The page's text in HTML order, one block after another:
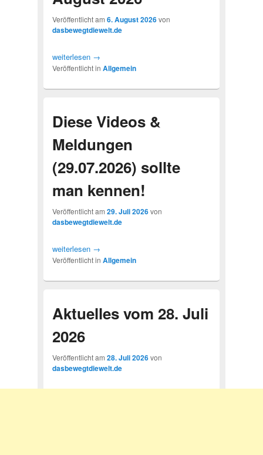
Veröffentlicht am 6. August 2026von
dasbewegtdiewelt.de
weiterlesen →
Veröffentlicht in Allgemein
Diese Videos &
Meldungen
(29.07.2026) sollte
man kennen!
Veröffentlicht am 29. Juli 2026von
dasbewegtdiewelt.de
weiterlesen →
Veröffentlicht in Allgemein
Aktuelles vom 28. Juli
2026
Veröffentlicht am 28. Juli 2026von
dasbewegtdiewelt.de